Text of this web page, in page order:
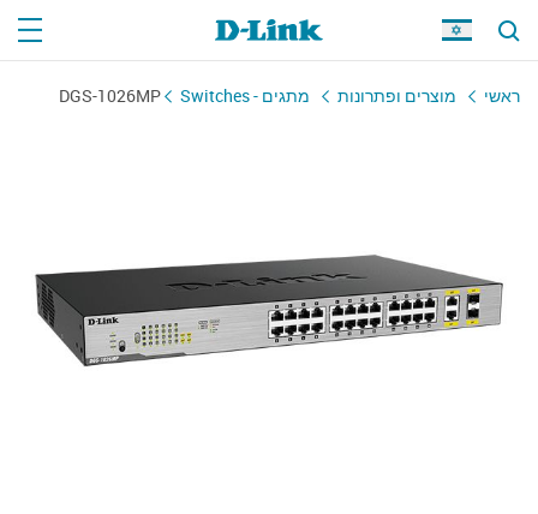
ראשי מוצרים ופתרונות מתגים - Switches DGS-1026MP